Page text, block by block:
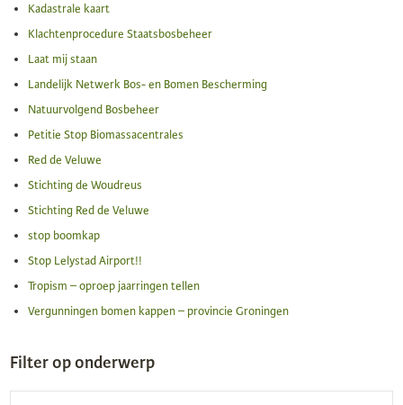
Kadastrale kaart
Klachtenprocedure Staatsbosbeheer
Laat mij staan
Landelijk Netwerk Bos- en Bomen Bescherming
Natuurvolgend Bosbeheer
Petitie Stop Biomassacentrales
Red de Veluwe
Stichting de Woudreus
Stichting Red de Veluwe
stop boomkap
Stop Lelystad Airport!!
Tropism – oproep jaarringen tellen
Vergunningen bomen kappen – provincie Groningen
Filter op onderwerp